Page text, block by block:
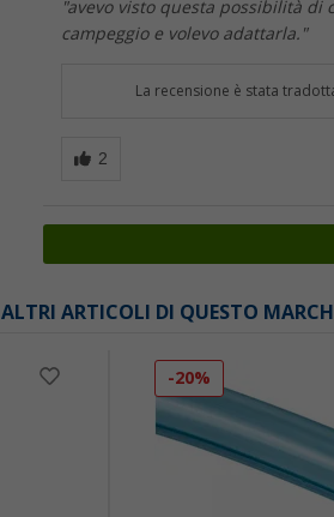
"avevo visto questa possibilità
campeggio e volevo adattarla."
La recensione è stata
ALTRI ARTICOLI DI QUESTO
-20%